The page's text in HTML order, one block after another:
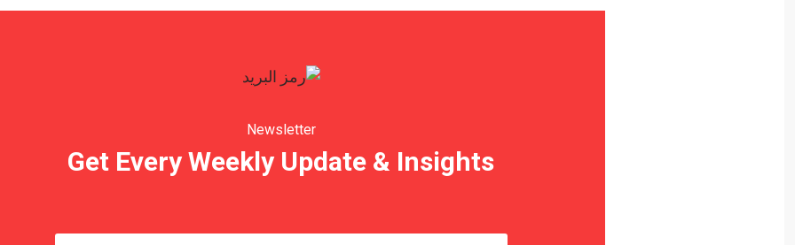
Newsletter
Get Every Weekly Update & Insights